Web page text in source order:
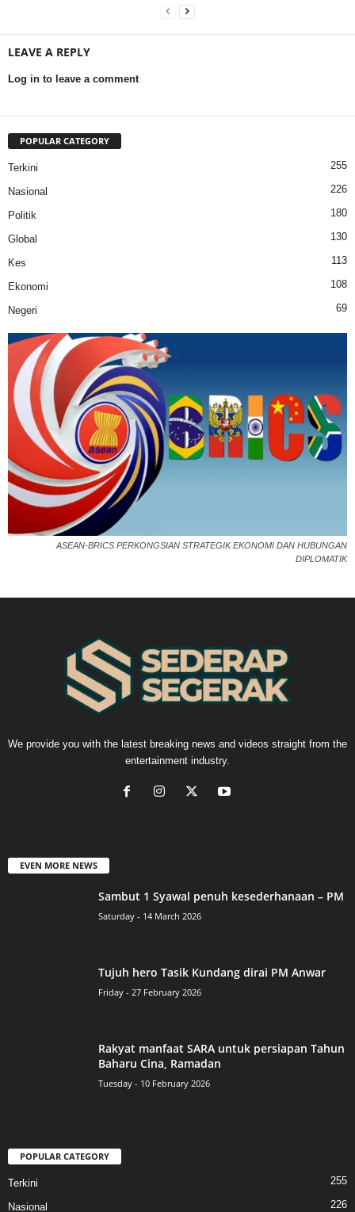
LEAVE A REPLY
Log in to leave a comment
POPULAR CATEGORY
Terkini 255
Nasional 226
Politik 180
Global 130
Kes 113
Ekonomi 108
Negeri 69
ASEAN-BRICS PERKONGSIAN STRATEGIK EKONOMI DAN HUBUNGAN
DIPLOMATIK
We provide you with the latest breaking news and videos straight from the
entertainment industry.
EVEN MORE NEWS
Sambut 1 Syawal penuh kesederhanaan – PM
Saturday - 14 March 2026
Tujuh hero Tasik Kundang dirai PM Anwar
Friday - 27 February 2026
Rakyat manfaat SARA untuk persiapan Tahun
Baharu Cina, Ramadan
Tuesday - 10 February 2026
POPULAR CATEGORY
Terkini 255
Nasional 226